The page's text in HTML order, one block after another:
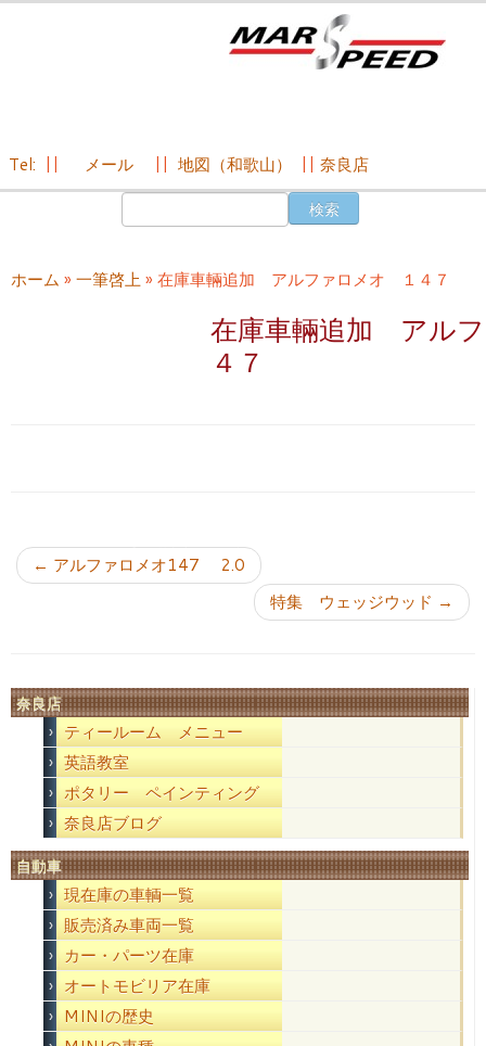
ン
Tel: メール 地図（和歌山） 奈良店
ホーム » 一筆啓上» 在庫車輛追加 アルファロメオ １４７
在庫車輛追加 アル
４７
← アルファロメオ147 2.0
特集 ウェッジウッド →
奈良店
ティールーム メニュー
英語教室
ポタリー ペインティング
奈良店ブログ
自動車
現在庫の車輌一覧
販売済み車両一覧
カー・パーツ在庫
オートモビリア在庫
MINIの歴史